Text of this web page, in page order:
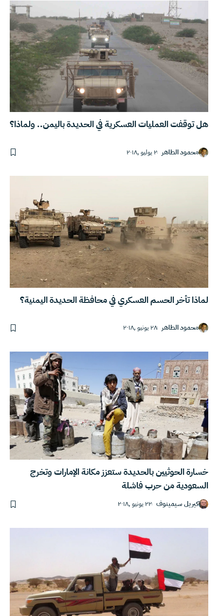
هل توقفت العمليات العسكرية في الحديدة باليمن.. ولماذا؟
محمود الطاهر ٢ يوليو ,٢٠١٨
لماذا تأخر الحسم العسكري في محافظة الحديدة اليمنية؟
محمود الطاهر ٢٨ يونيو ,٢٠١٨
خسارة الحوثيين بالحديدة ستعزز مكانة الإمارات وتخرج
السعودية من حرب فاشلة
كيريل سيمينوف ٢٢ يونيو ,٢٠١٨